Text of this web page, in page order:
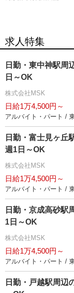
求人特集
日勤・東中神駅周
日～OK
株式会社MSK
日給1万4,500円～
アルバイト・パート /
日勤・富士見ヶ丘
週1日～OK
株式会社MSK
日給1万4,500円～
アルバイト・パート /
日勤・京成高砂駅
1日～OK
株式会社MSK
日給1万4,500円～
アルバイト・パート /
日勤・戸越駅周辺